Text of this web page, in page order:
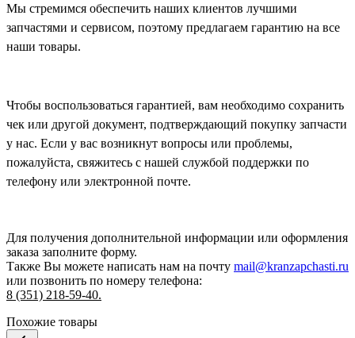
Мы стремимся обеспечить наших клиентов лучшими
запчастями и сервисом, поэтому предлагаем гарантию на все
наши товары.
Чтобы воспользоваться гарантией, вам необходимо сохранить
чек или другой документ, подтверждающий покупку запчасти
у нас. Если у вас возникнут вопросы или проблемы,
пожалуйста, свяжитесь с нашей службой поддержки по
телефону или электронной почте.
Для получения дополнительной информации или оформления
заказа заполните форму.
Также Вы можете написать нам на почту mail@kranzapchasti.ru
или позвонить по номеру телефона:
8 (351) 218-59-40.
Похожие товары